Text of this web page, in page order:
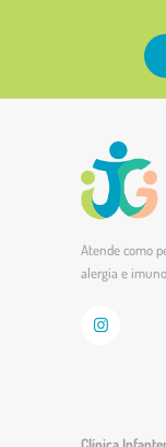
Atende como
alergia e
Clínica